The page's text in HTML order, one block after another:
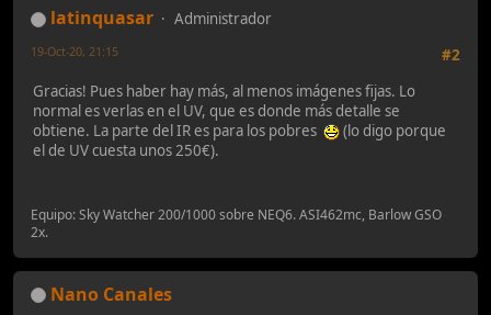
latinquasar
Administrador
#2
19-Oct-20, 21:15
Gracias! Pues haber hay más, al menos imágenes fijas. Lo
normal es verlas en el UV, que es donde más detalle se
obtiene. La parte del IR es para los pobres
(lo digo porque
el de UV cuesta unos 250€).
Equipo: Sky Watcher 200/1000 sobre NEQ6. ASI462mc, Barlow GSO
2x.
Nano Canales